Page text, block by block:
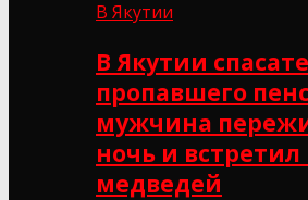
В Якутии
В Якутии
пропавшего
мужчина
ночь и встретил
медведей